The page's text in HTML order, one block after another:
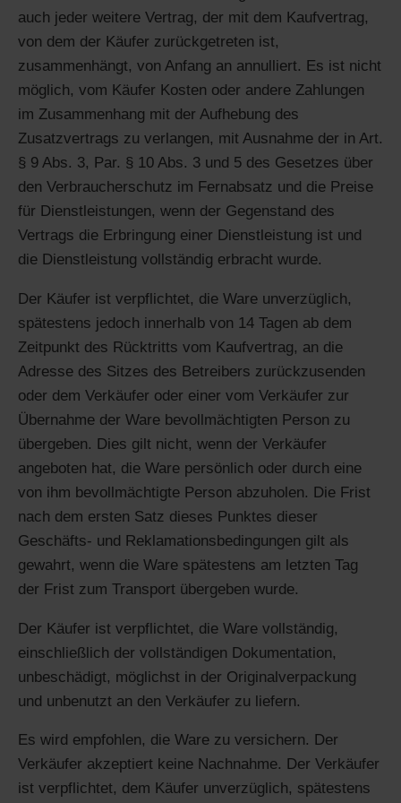
auch jeder weitere Vertrag, der mit dem Kaufvertrag,
von dem der Käufer zurückgetreten ist,
zusammenhängt, von Anfang an annulliert. Es ist nicht
möglich, vom Käufer Kosten oder andere Zahlungen
im Zusammenhang mit der Aufhebung des
Zusatzvertrags zu verlangen, mit Ausnahme der in Art.
§ 9 Abs. 3, Par. § 10 Abs. 3 und 5 des Gesetzes über
den Verbraucherschutz im Fernabsatz und die Preise
für Dienstleistungen, wenn der Gegenstand des
Vertrags die Erbringung einer Dienstleistung ist und
die Dienstleistung vollständig erbracht wurde.
Der Käufer ist verpflichtet, die Ware unverzüglich,
spätestens jedoch innerhalb von 14 Tagen ab dem
Zeitpunkt des Rücktritts vom Kaufvertrag, an die
Adresse des Sitzes des Betreibers zurückzusenden
oder dem Verkäufer oder einer vom Verkäufer zur
Übernahme der Ware bevollmächtigten Person zu
übergeben. Dies gilt nicht, wenn der Verkäufer
angeboten hat, die Ware persönlich oder durch eine
von ihm bevollmächtigte Person abzuholen. Die Frist
nach dem ersten Satz dieses Punktes dieser
Geschäfts- und Reklamationsbedingungen gilt als
gewahrt, wenn die Ware spätestens am letzten Tag
der Frist zum Transport übergeben wurde.
Der Käufer ist verpflichtet, die Ware vollständig,
einschließlich der vollständigen Dokumentation,
unbeschädigt, möglichst in der Originalverpackung
und unbenutzt an den Verkäufer zu liefern.
Es wird empfohlen, die Ware zu versichern. Der
Verkäufer akzeptiert keine Nachnahme. Der Verkäufer
ist verpflichtet, dem Käufer unverzüglich, spätestens